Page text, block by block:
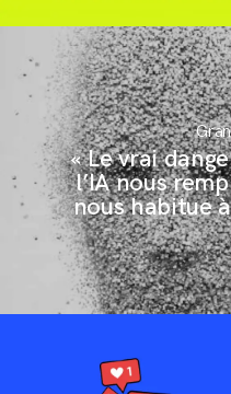
andCo
S'inscrire à la
« Le vrai
l’IA nous
nous habitue